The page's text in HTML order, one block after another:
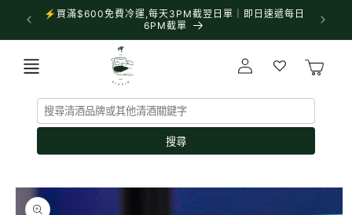
跳至內
容
⚡買滿$600免費冷運,每天3PM截翌日單｜即日速遞每日
6PM截單
✨門市
登
入
物
搜尋
略過產
品資訊